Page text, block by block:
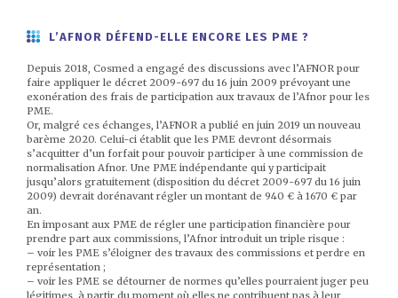
L’AFNOR DÉFEND-ELLE ENCORE LES PME ?
Depuis 2018, Cosmed a engagé des discussions avec l’AFNOR pour
faire appliquer le décret 2009-697 du 16 juin 2009 prévoyant une
exonération des frais de participation aux travaux de l’Afnor pour les
PME.
Or, malgré ces échanges, l’AFNOR a publié en juin 2019 un nouveau
barème 2020. Celui-ci établit que les PME devront désormais
s’acquitter d’un forfait pour pouvoir participer à une commission de
normalisation Afnor. Une PME indépendante qui y participait
jusqu’alors gratuitement (disposition du décret 2009-697 du 16 juin
2009) devrait dorénavant régler un montant de 940 € à 1670 € par
an.
En imposant aux PME de régler une participation financière pour
prendre part aux commissions, l’Afnor introduit un triple risque :
– voir les PME s’éloigner des travaux des commissions et perdre en
représentation ;
– voir les PME se détourner de normes qu’elles pourraient juger peu
légitimes, à partir du moment où elles ne contribuent pas à leur